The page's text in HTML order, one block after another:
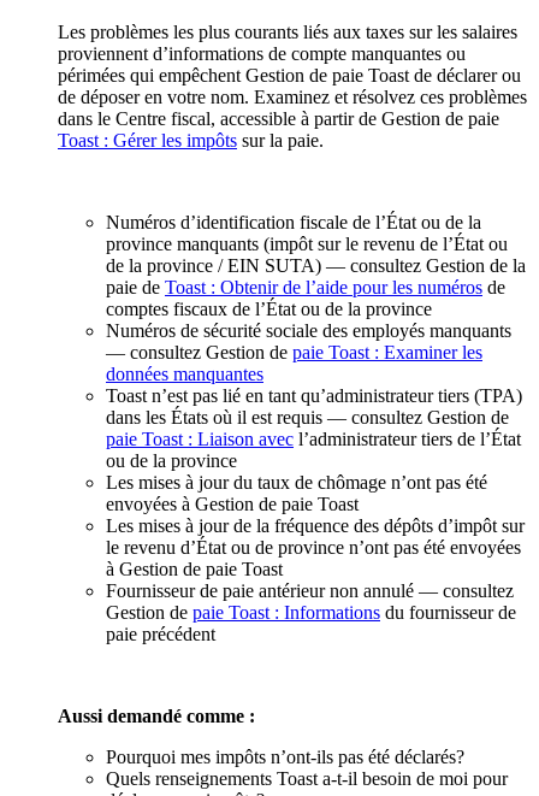
Les problèmes les plus courants liés aux taxes sur les salaires
proviennent d’informations de compte manquantes ou
périmées qui empêchent Gestion de paie Toast de déclarer ou
de déposer en votre nom. Examinez et résolvez ces problèmes
dans le Centre fiscal, accessible à partir de Gestion de paie
Toast : Gérer les impôts sur la paie.
Numéros d’identification fiscale de l’État ou de la
province manquants (impôt sur le revenu de l’État ou
de la province / EIN SUTA) — consultez Gestion de la
paie de Toast : Obtenir de l’aide pour les numéros de
comptes fiscaux de l’État ou de la province
Numéros de sécurité sociale des employés manquants
— consultez Gestion de paie Toast : Examiner les
données manquantes
Toast n’est pas lié en tant qu’administrateur tiers (TPA)
dans les États où il est requis — consultez Gestion de
paie Toast : Liaison avec l’administrateur tiers de l’État
ou de la province
Les mises à jour du taux de chômage n’ont pas été
envoyées à Gestion de paie Toast
Les mises à jour de la fréquence des dépôts d’impôt sur
le revenu d’État ou de province n’ont pas été envoyées
à Gestion de paie Toast
Fournisseur de paie antérieur non annulé — consultez
Gestion de paie Toast : Informations du fournisseur de
paie précédent
Aussi demandé comme :
Pourquoi mes impôts n’ont-ils pas été déclarés?
Quels renseignements Toast a-t-il besoin de moi pour